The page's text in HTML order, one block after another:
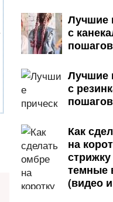
Лучшие
с
Лучшие
с
Как
на
темные
(видео